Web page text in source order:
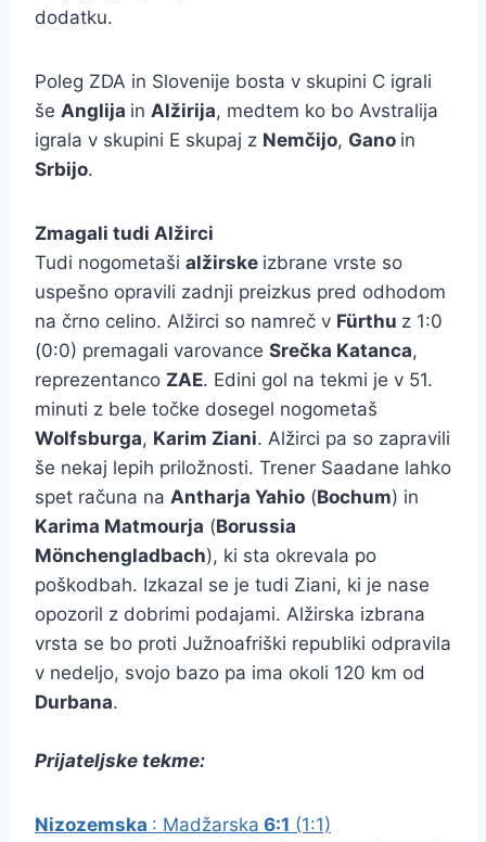
dodatku.
Poleg ZDA in Slovenije bosta v skupini C igrali
še Anglija in Alžirija, medtem ko bo Avstralija
igrala v skupini E skupaj z Nemčijo, Gano in
Srbijo.
Zmagali tudi Alžirci
Tudi nogometaši alžirske izbrane vrste so
uspešno opravili zadnji preizkus pred odhodom
na črno celino. Alžirci so namreč v Fürthu z 1:0
(0:0) premagali varovance Srečka Katanca,
reprezentanco ZAE. Edini gol na tekmi je v 51.
minuti z bele točke dosegel nogometaš
Wolfsburga, Karim Ziani. Alžirci pa so zapravili
še nekaj lepih priložnosti. Trener Saadane lahko
spet računa na Antharja Yahio (Bochum) in
Karima Matmourja (Borussia
Mönchengladbach), ki sta okrevala po
poškodbah. Izkazal se je tudi Ziani, ki je nase
opozoril z dobrimi podajami. Alžirska izbrana
vrsta se bo proti Južnoafriški republiki odpravila
v nedeljo, svojo bazo pa ima okoli 120 km od
Durbana.
Prijateljske tekme:
Nizozemska : Madžarska 6:1 (1:1)